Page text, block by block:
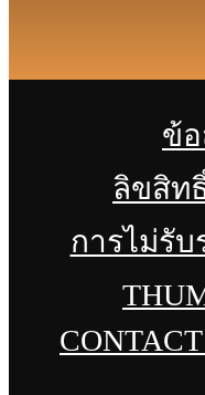
ข้
ลิขสิท
การไม่รับ